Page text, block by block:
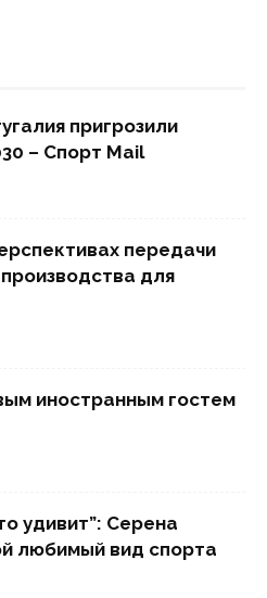
пригрозили
– Спорт Mail
передачи
для
иностранным гостем
удивит”: Серена
любимый вид спорта